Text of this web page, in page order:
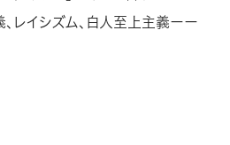
レイシズム、白人至上主義ーー